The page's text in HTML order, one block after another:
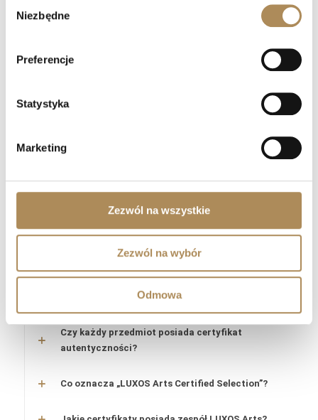
zgody
Niezbędne
Preferencje
Statystyka
Marketing
Zezwól na wszystkie
Zezwól na wybór
Odmowa
Gwarancja Luxos Arts:
Każdy obiekt vintage w naszym sklepie
stuprocentową naturalność turkusów, parametry diamentów
oraz czystość stopu 18-karatowego złota. Wybierając Luxos
złotniczej o statusie kolekcjonerskim.
LUXOS Arts — Najczęściej zadawane
Czym zajmuje się LUXOS Arts?
Czy mogę złożyć indywidualne zamówienie lub
poprosić o wyszukanie konkretnego przedmiotu?
Czy obiekty oferowane przez LUXOS Arts są
autentyczne i wartościowe?
Czy każdy przedmiot posiada certyfikat
autentyczności?
Co oznacza „LUXOS Arts Certified Selection”?